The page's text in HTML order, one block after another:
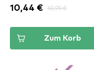
10,44 € 10,99 €
Zum Korb